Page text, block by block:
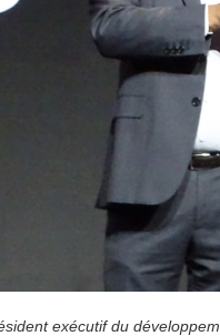
exécutif du